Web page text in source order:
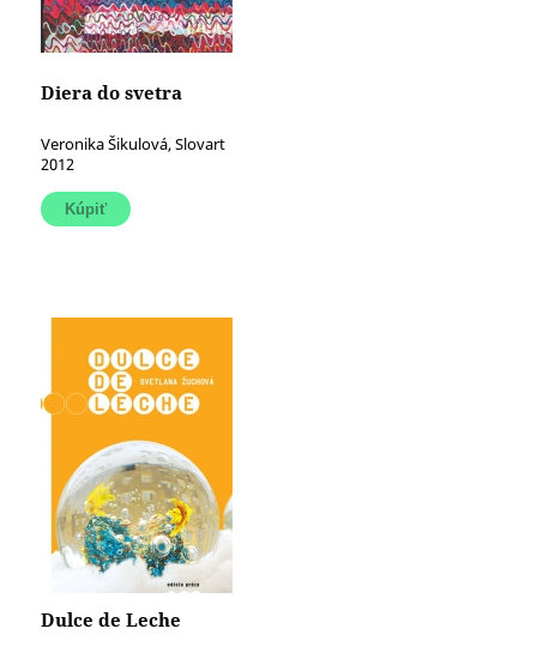
Diera do svetra
Veronika Šikulová, Slovart
2012
Dulce de Leche